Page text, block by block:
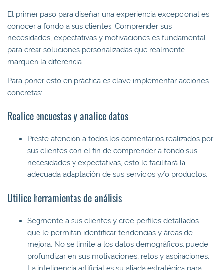
El primer paso para diseñar una experiencia excepcional es
conocer a fondo a sus clientes. Comprender sus
necesidades, expectativas y motivaciones es fundamental
para crear soluciones personalizadas que realmente
marquen la diferencia.
Para poner esto en práctica es clave implementar acciones
concretas:
Realice encuestas y analice datos
Preste atención a todos los comentarios realizados por
sus clientes con el fin de comprender a fondo sus
necesidades y expectativas, esto le facilitará la
adecuada adaptación de sus servicios y/o productos.
Utilice herramientas de análisis
Segmente a sus clientes y cree perfiles detallados
que le permitan identificar tendencias y áreas de
mejora. No se limite a los datos demográficos, puede
profundizar en sus motivaciones, retos y aspiraciones.
La inteligencia artificial es su aliada estratégica para